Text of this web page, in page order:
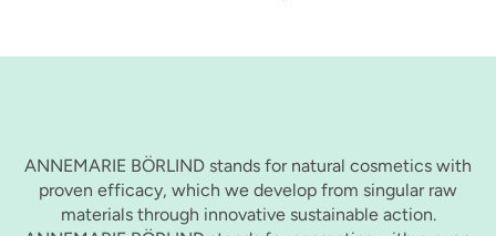
ANNEMARIE BÖRLIND stands for natural cosmetics with
proven efficacy, which we develop from singular raw
materials through innovative sustainable action.